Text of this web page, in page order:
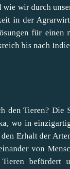
wir durch
in der
für einen
bis nach
den Tieren? Die
wo in
Erhalt der
von
befördert